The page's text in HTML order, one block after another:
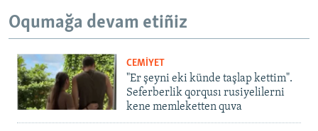
Oqumağa devam etiñiz
CEMİYET
"Er şeyni eki künde taşlap kettim".
Seferberlik qorqusı rusiyelilerni
kene memleketten quva